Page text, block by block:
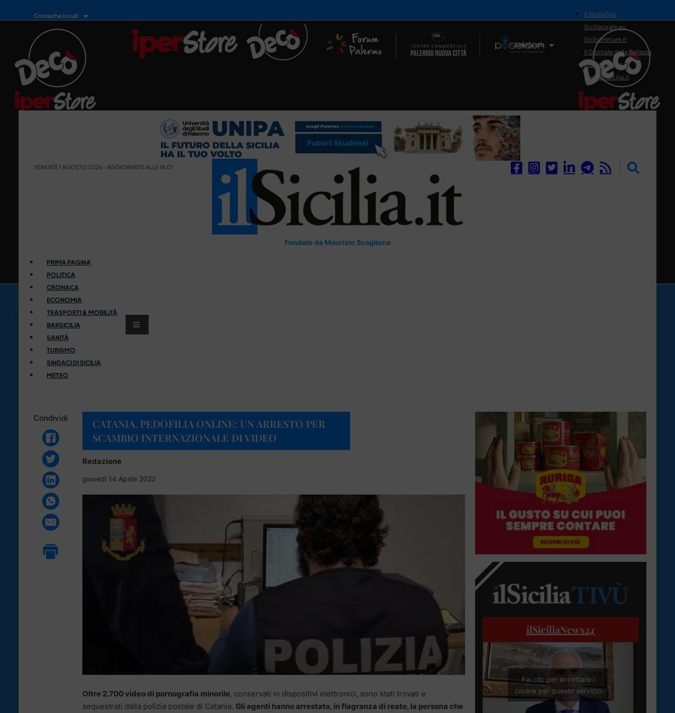
Cronache locali
Il Network
il SiciliaTivù
Siciliarurale.eu
Siciliammare.it
Il Giornale della Bellezza
Siciliamedica.it
Sanitainsicilia.it
VENERDÌ 7 AGOSTO 2026 - AGGIORNATO ALLE 18:01
Fondato da Maurizio Scaglione
PRIMA PAGINA
POLITICA
CRONACA
ECONOMIA
TRASPORTI & MOBILITÀ
BARSICILIA
SANITÀ
TURISMO
SINDACI DI SICILIA
METEO
Condividi
CATANIA, PEDOFILIA ONLINE: UN ARRESTO PER
SCAMBIO INTERNAZIONALE DI VIDEO
Redazione
giovedì 14 Aprile 2022
Oltre 2.700 video di pornografia minorile, conservati in dispositivi elettronici, sono stati trovati e
sequestrati dalla polizia postale di Catania. Gli agenti hanno arrestato, in flagranza di reato, la persona che
ilSiciliaNews24
Fai clic per accettare i
cookie per questo servizio